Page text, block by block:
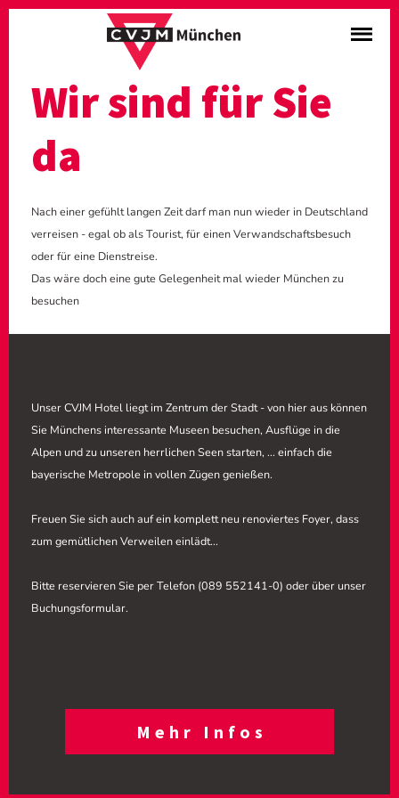
Wir sind für Sie
da
Nach einer gefühlt langen Zeit darf man nun wieder in Deutschland
verreisen - egal ob als Tourist, für einen Verwandschaftsbesuch
oder für eine Dienstreise.
Das wäre doch eine gute Gelegenheit mal wieder München zu
besuchen
Unser CVJM Hotel liegt im Zentrum der Stadt - von hier aus können
Sie Münchens interessante Museen besuchen, Ausflüge in die
Alpen und zu unseren herrlichen Seen starten, ... einfach die
bayerische Metropole in vollen Zügen genießen.
Freuen Sie sich auch auf ein komplett neu renoviertes Foyer, dass
zum gemütlichen Verweilen einlädt...
Bitte reservieren Sie per Telefon (089 552141-0) oder über unser
Buchungsformular.
Mehr Infos